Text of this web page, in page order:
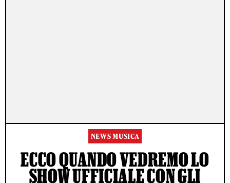
NEWS MUSICA
ECCO QUANDO VEDREMO LO
SHOW UFFICIALE CON GLI